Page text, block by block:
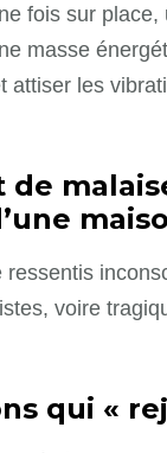
fois sur
masse
attiser les
de
ressentis
voire
qui «